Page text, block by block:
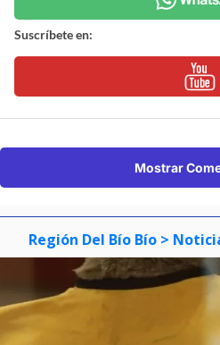
Suscríbete en:
Mostrar
Región Del Bío Bío >